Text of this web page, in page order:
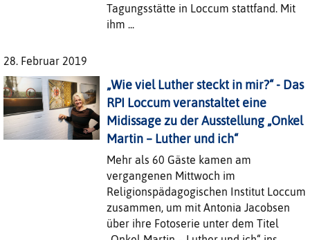
Tagungsstätte in Loccum stattfand. Mit
ihm ...
28. Februar 2019
„Wie viel Luther steckt in mir?“ - Das
RPI Loccum veranstaltet eine
Midissage zu der Ausstellung „Onkel
Martin – Luther und ich“
Mehr als 60 Gäste kamen am
vergangenen Mittwoch im
Religionspädagogischen Institut Loccum
zusammen, um mit Antonia Jacobsen
über ihre Fotoserie unter dem Titel